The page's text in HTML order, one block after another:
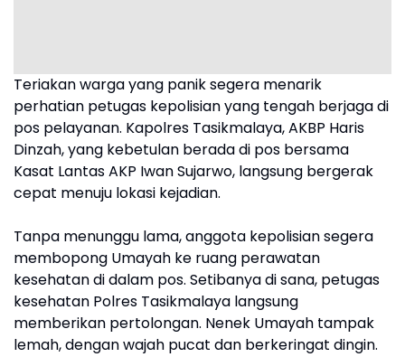
Teriakan warga yang panik segera menarik
perhatian petugas kepolisian yang tengah berjaga di
pos pelayanan. Kapolres Tasikmalaya, AKBP Haris
Dinzah, yang kebetulan berada di pos bersama
Kasat Lantas AKP Iwan Sujarwo, langsung bergerak
cepat menuju lokasi kejadian.
Tanpa menunggu lama, anggota kepolisian segera
membopong Umayah ke ruang perawatan
kesehatan di dalam pos. Setibanya di sana, petugas
kesehatan Polres Tasikmalaya langsung
memberikan pertolongan. Nenek Umayah tampak
lemah, dengan wajah pucat dan berkeringat dingin.